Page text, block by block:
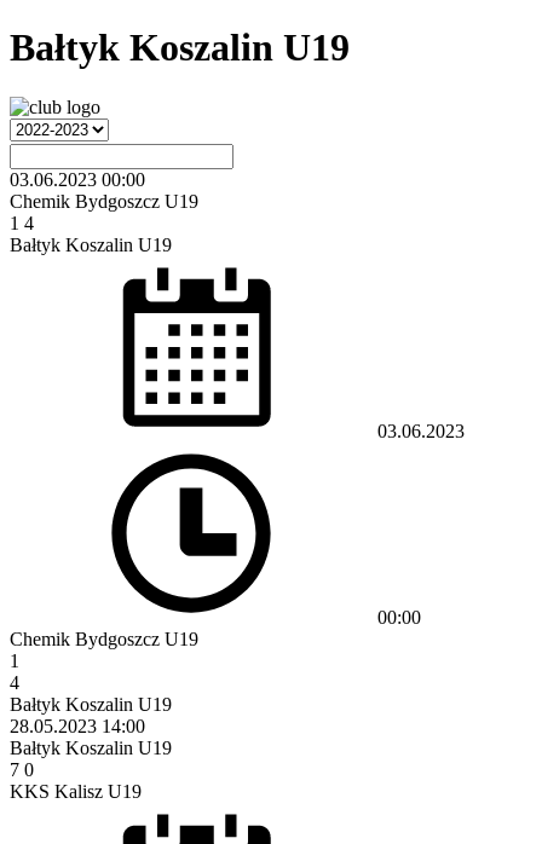
Bałtyk Koszalin U19
03.06.2023 00:00
Chemik Bydgoszcz U19
1 4
Bałtyk Koszalin U19
03.06.2023
00:00
Chemik Bydgoszcz U19
1
4
Bałtyk Koszalin U19
28.05.2023 14:00
Bałtyk Koszalin U19
7 0
KKS Kalisz U19